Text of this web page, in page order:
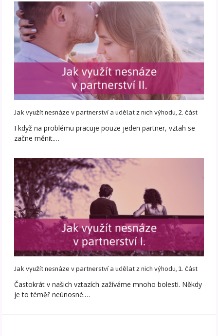
Jak využít nesnáze v partnerství a udělat z nich výhodu, 2. část
I když na problému pracuje pouze jeden partner, vztah se
začne měnit.…
Jak využít nesnáze v partnerství a udělat z nich výhodu, 1. část
Častokrát v našich vztazích zažíváme mnoho bolesti. Někdy
je to téměř neúnosné.…